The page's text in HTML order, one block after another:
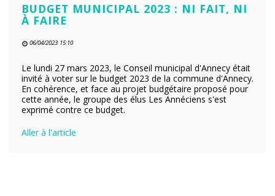
BUDGET MUNICIPAL 2023 : NI FAIT, NI
À FAIRE
06/04/2023 15:10
Le lundi 27 mars 2023, le Conseil municipal d'Annecy était
invité à voter sur le budget 2023 de la commune d'Annecy.
En cohérence, et face au projet budgétaire proposé pour
cette année, le groupe des élus Les Annéciens s'est
exprimé contre ce budget.
Aller à l'article